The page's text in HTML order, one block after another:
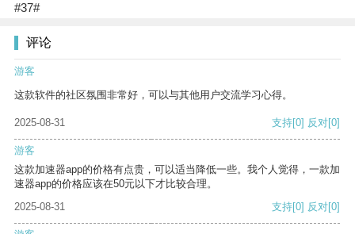
#37#
评论
游客
这款软件的社区氛围非常好，可以与其他用户交流学习心得。
2025-08-31 支持[0] 反对[0]
游客
这款加速器app的价格有点贵，可以适当降低一些。我个人觉得，一款加
速器app的价格应该在50元以下才比较合理。
2025-08-31
支持[0] 反对[0]